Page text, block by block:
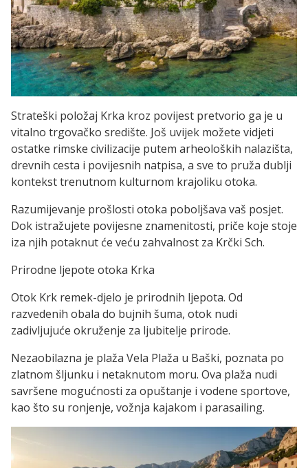
Strateški položaj Krka kroz povijest pretvorio ga je u
vitalno trgovačko središte. Još uvijek možete vidjeti
ostatke rimske civilizacije putem arheoloških nalazišta,
drevnih cesta i povijesnih natpisa, a sve to pruža dublji
kontekst trenutnom kulturnom krajoliku otoka.
Razumijevanje prošlosti otoka poboljšava vaš posjet.
Dok istražujete povijesne znamenitosti, priče koje stoje
iza njih potaknut će veću zahvalnost za Krčki Sch.
Prirodne ljepote otoka Krka
Otok Krk remek-djelo je prirodnih ljepota. Od
razvedenih obala do bujnih šuma, otok nudi
zadivljujuće okruženje za ljubitelje prirode.
Nezaobilazna je plaža Vela Plaža u Baški, poznata po
zlatnom šljunku i netaknutom moru. Ova plaža nudi
savršene mogućnosti za opuštanje i vodene sportove,
kao što su ronjenje, vožnja kajakom i parasailing.